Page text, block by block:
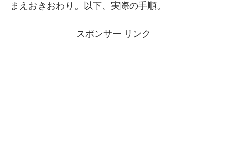
まえおきおわり。以下、実際の手順。
スポンサー リンク